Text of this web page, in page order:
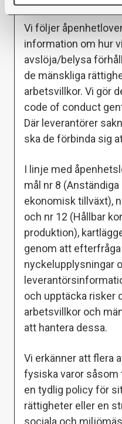
Vi följer
information om hur
avslöja/belysa
de mänskliga
arbetsvillkor. Vi gör
code of conduct
Där leverantörer
ska de förbinda sig
I linje med
mål nr 8
ekonomisk tillväxt),
och nr 12 (Hållbar
produktion),
genom att
nyckelupplysningar
och upptäcka risker
arbetsvillkor och
att hantera dessa.
Vi erkänner att flera
fysiska varor såsom
en tydlig policy för
rättigheter eller en
sociala och